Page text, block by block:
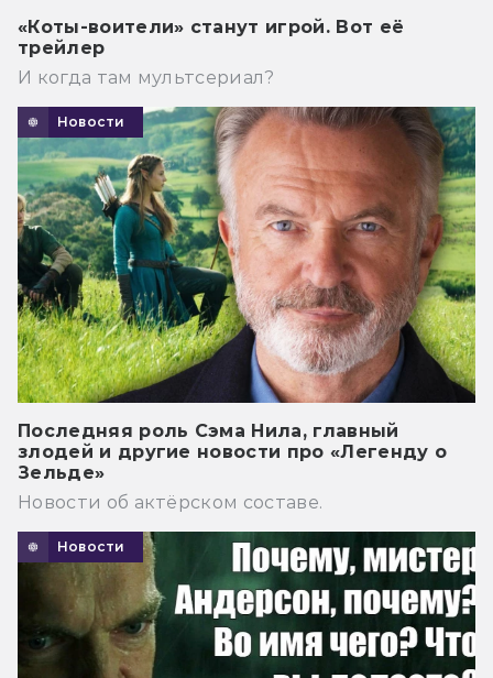
«Коты-воители» станут игрой. Вот её
трейлер
И когда там мультсериал?
Новости
Последняя роль Сэма Нила, главный
злодей и другие новости про «Легенду о
Зельде»
Новости об актёрском составе.
Новости